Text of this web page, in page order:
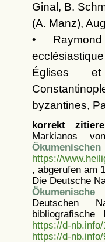
Ginal, B.
(A. Manz),
•
Églises
byzantines,
korrekt
Markianos
https://
, abgerufen am
Die Deutsche
Deutschen
https://d-nb.info/
https://d-nb.info/